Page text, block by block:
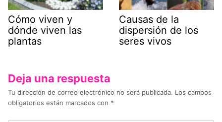
Cómo viven y
dónde viven las
plantas
Causas de la
dispersión de los
seres vivos
Deja una respuesta
Tu dirección de correo electrónico no será publicada. Los campos
obligatorios están marcados con *